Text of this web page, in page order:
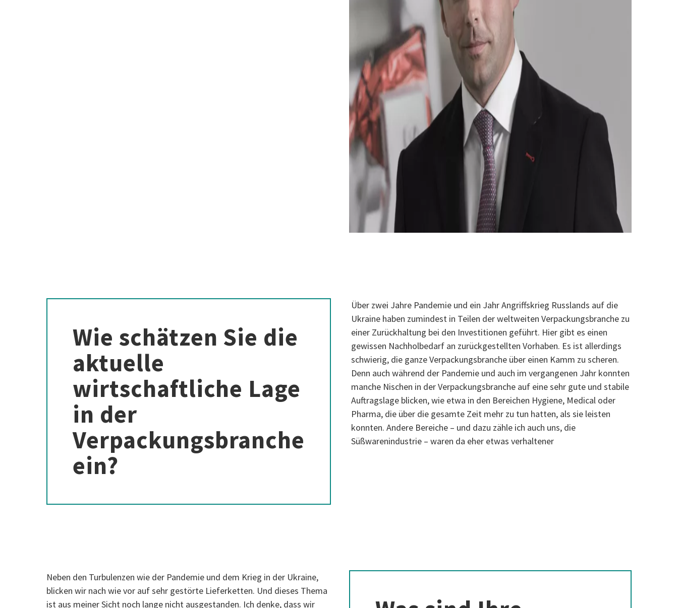
Wie schätzen Sie die
aktuelle
wirtschaftliche Lage
in der
Verpackungsbranche
ein?
Über zwei Jahre Pandemie und ein Jahr Angriffskrieg Russlands auf die
Ukraine haben zumindest in Teilen der weltweiten Verpackungsbranche zu
einer Zurückhaltung bei den Investitionen geführt. Hier gibt es einen
gewissen Nachholbedarf an zurückgestellten Vorhaben. Es ist allerdings
schwierig, die ganze Verpackungsbranche über einen Kamm zu scheren.
Denn auch während der Pandemie und auch im vergangenen Jahr konnten
manche Nischen in der Verpackungsbranche auf eine sehr gute und stabile
Auftragslage blicken, wie etwa in den Bereichen Hygiene, Medical oder
Pharma, die über die gesamte Zeit mehr zu tun hatten, als sie leisten
konnten. Andere Bereiche – und dazu zähle ich auch uns, die
Süßwarenindustrie – waren da eher etwas verhaltener
Neben den Turbulenzen wie der Pandemie und dem Krieg in der Ukraine,
blicken wir nach wie vor auf sehr gestörte Lieferketten. Und dieses Thema
ist aus meiner Sicht noch lange nicht ausgestanden. Ich denke, dass wir